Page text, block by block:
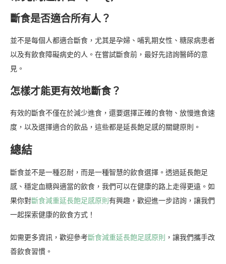
斷食是否適合所有人？
並不是每個人都適合斷食，尤其是孕婦、哺乳期女性、糖尿病患者
以及有飲食障礙病史的人。在嘗試斷食前，最好先諮詢醫師的意
見。
怎樣才能更有效地斷食？
有效的斷食不僅在於減少進食，還要選擇正確的食物、放慢進食速
度，以及選擇適合的飲品，這些都是延長飽足感的關鍵原則。
總結
斷食並不是一種忍耐，而是一種智慧的飲食選擇。透過延長飽足
感、穩定血糖與適當的飲食，我們可以在健康的路上走得更遠。如
果你對斷食減重延長飽足感原則 有興趣，歡迎進一步諮詢，讓我們
一起探索健康的飲食方式！
如需更多資訊，歡迎參考斷食減重延長飽足感原則 ，讓我們攜手改
善飲食習慣。